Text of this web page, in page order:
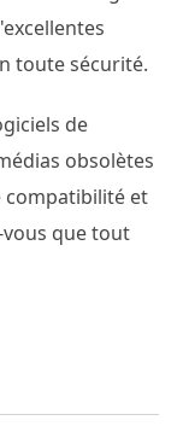
toute sécurité.
de
obsolètes
compatibilité et
que tout